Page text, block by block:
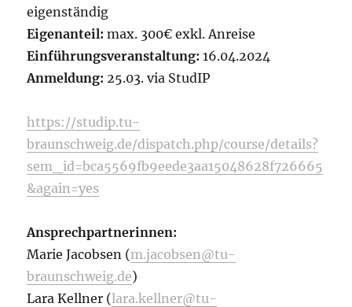
eigenständig
Eigenanteil: max. 300€ exkl. Anreise
Einführungsveranstaltung:16.04.2024
Anmeldung: 25.03. via StudIP
https://studip.tu-
braunschweig.de/dispatch.php/course/details?
sem_id=bca5569fb9eede3aa15048628f726665
&again=yes
Ansprechpartnerinnen:
Marie Jacobsen (m.jacobsen@tu-
braunschweig.de)
Lara Kellner (lara.kellner@tu-